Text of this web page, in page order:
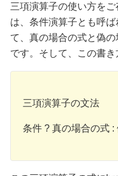
三項演算子の使い方を
は、条件演算子とも呼
て、真の場合の式と偽
です。そして、この書き
三項演算子の文法
条件 ? 真の場合の式 :